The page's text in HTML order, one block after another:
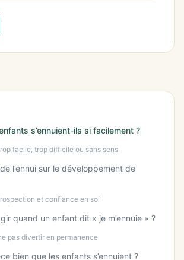
s’ennuient-ils si facilement ?
facile, trop difficile ou sans sens
l’ennui sur le développement de
et confiance en soi
quand un enfant dit « je m’ennuie » ?
pas divertir en permanence
bien que les enfants s’ennuient ?